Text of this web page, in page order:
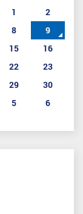
1
2
8
9
15
16
22
23
29
30
5 6